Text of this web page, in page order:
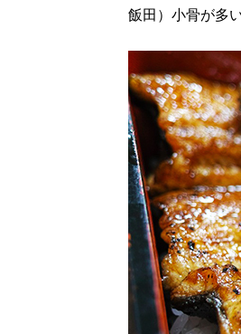
飯田）小骨が多